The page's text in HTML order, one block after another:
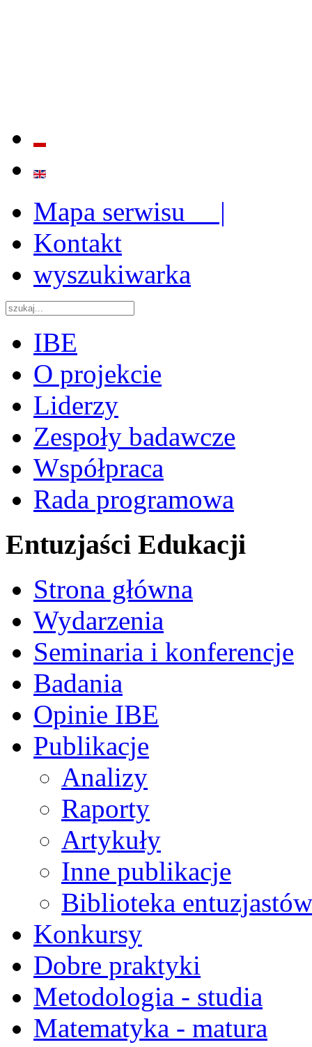
Mapa serwisu |
Kontakt
wyszukiwarka
IBE
O projekcie
Liderzy
Zespoły badawcze
Współpraca
Rada programowa
Entuzjaści Edukacji
Strona główna
Wydarzenia
Seminaria i konferencje
Badania
Opinie IBE
Publikacje
Analizy
Raporty
Artykuły
Inne publikacje
Biblioteka
Konkursy
Dobre praktyki
Metodologia - studia
Matematyka - matura